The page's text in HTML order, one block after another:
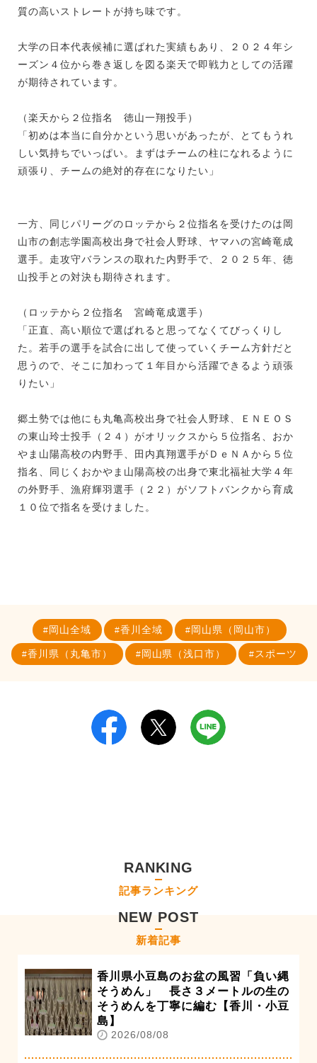
質の高いストレートが持ち味です。
大学の日本代表候補に選ばれた実績もあり、２０２４年シ
ーズン４位から巻き返しを図る楽天で即戦力としての活躍
が期待されています。
（楽天から２位指名 徳山一翔投手）
「初めは本当に自分かという思いがあったが、とてもうれ
しい気持ちでいっぱい。まずはチームの柱になれるように
頑張り、チームの絶対的存在になりたい」
一方、同じパリーグのロッテから２位指名を受けたのは岡
山市の創志学園高校出身で社会人野球、ヤマハの宮崎竜成
選手。走攻守バランスの取れた内野手で、２０２５年、徳
山投手との対決も期待されます。
（ロッテから２位指名 宮崎竜成選手）
「正直、高い順位で選ばれると思ってなくてびっくりし
た。若手の選手を試合に出して使っていくチーム方針だと
思うので、そこに加わって１年目から活躍できるよう頑張
りたい」
郷土勢では他にも丸亀高校出身で社会人野球、ＥＮＥＯＳ
の東山玲士投手（２４）がオリックスから５位指名、おか
やま山陽高校の内野手、田内真翔選手がＤｅＮＡから５位
指名、同じくおかやま山陽高校の出身で東北福祉大学４年
の外野手、漁府輝羽選手（２２）がソフトバンクから育成
１０位で指名を受けました。
岡山全域 香川全域 岡山県（岡山市）
香川県（丸亀市） 岡山県（浅口市） スポーツ
RANKING
記事ランキング
NEW POST
新着記事
香川県小豆島のお盆の風習「負い縄
そうめん」 長さ３メートルの生の
そうめんを丁寧に編む【香川・小豆
島】
2026/08/08